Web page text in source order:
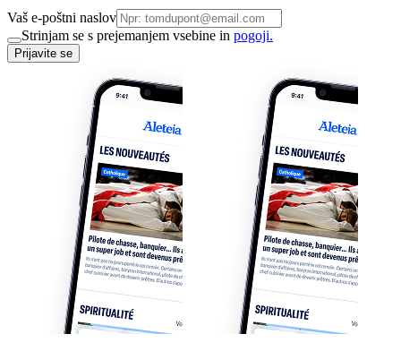
Vaš e-poštni naslov
Strinjam se s prejemanjem vsebine in pogoji.
Prijavite se